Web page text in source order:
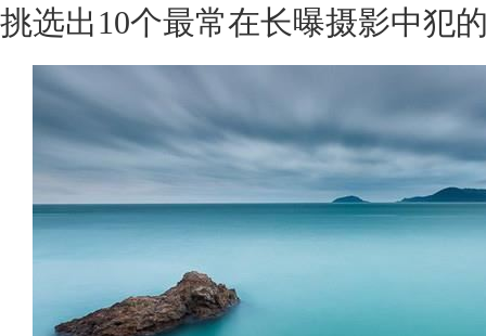
挑选出10个最常在长曝摄影中犯